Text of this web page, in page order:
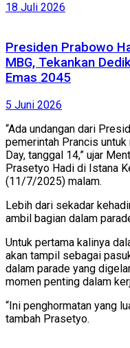
18 Juli 2026
Presiden Prabowo
MBG, Tekankan
Emas 2045
5 Juni 2026
“Ada undangan dari
pemerintah Prancis
Day, tanggal 14,” ujar
Prasetyo Hadi di Istana
(11/7/2025) malam.
Lebih dari sekadar
ambil bagian dalam
Untuk pertama kalinya
akan tampil sebagai
dalam parade yang
momen penting dalam
“Ini penghormatan yang
tambah Prasetyo.